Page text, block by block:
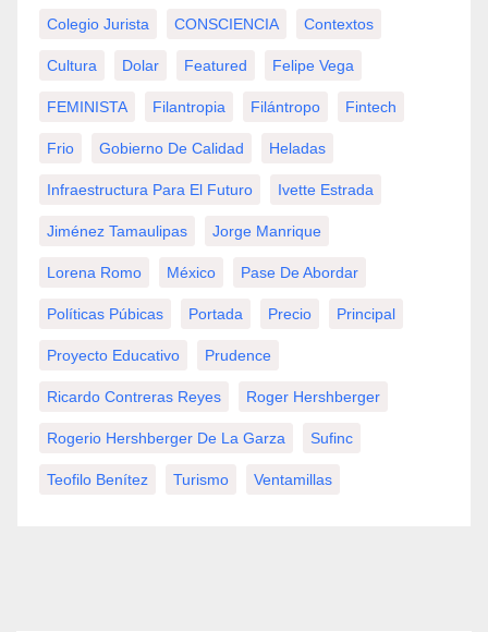
Colegio Jurista CONSCIENCIA Contextos
Cultura Dolar Featured Felipe Vega
FEMINISTA Filantropia Filántropo Fintech
Frio Gobierno De Calidad Heladas
Infraestructura Para El Futuro Ivette Estrada
Jiménez Tamaulipas Jorge Manrique
Lorena Romo México Pase De Abordar
Políticas Púbicas Portada Precio Principal
Proyecto Educativo Prudence
Ricardo Contreras Reyes Roger Hershberger
Rogerio Hershberger De La Garza Sufinc
Teofilo Benítez Turismo Ventamillas